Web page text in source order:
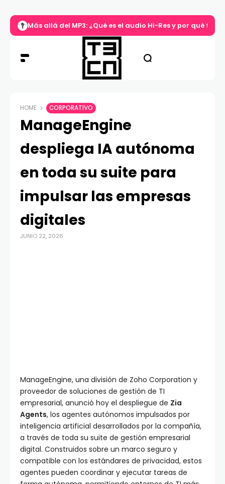
Más allá del MP3: ¿Qué es el audio Hi-Res y por qué tu
HOME CORPORATIVO
ManageEngine
despliega IA autónoma
en toda su suite para
impulsar las empresas
digitales
JUNIO 22, 2026
ManageEngine, una división de Zoho Corporation y
proveedor de soluciones de gestión de TI
empresarial, anunció hoy el despliegue de Zia
Agents, los agentes autónomos impulsados por
inteligencia artificial desarrollados por la compañía,
a través de toda su suite de gestión empresarial
digital. Construidos sobre un marco seguro y
compatible con los estándares de privacidad, estos
agentes pueden coordinar y ejecutar tareas de